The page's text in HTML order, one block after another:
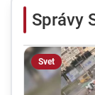
Správy
Svet